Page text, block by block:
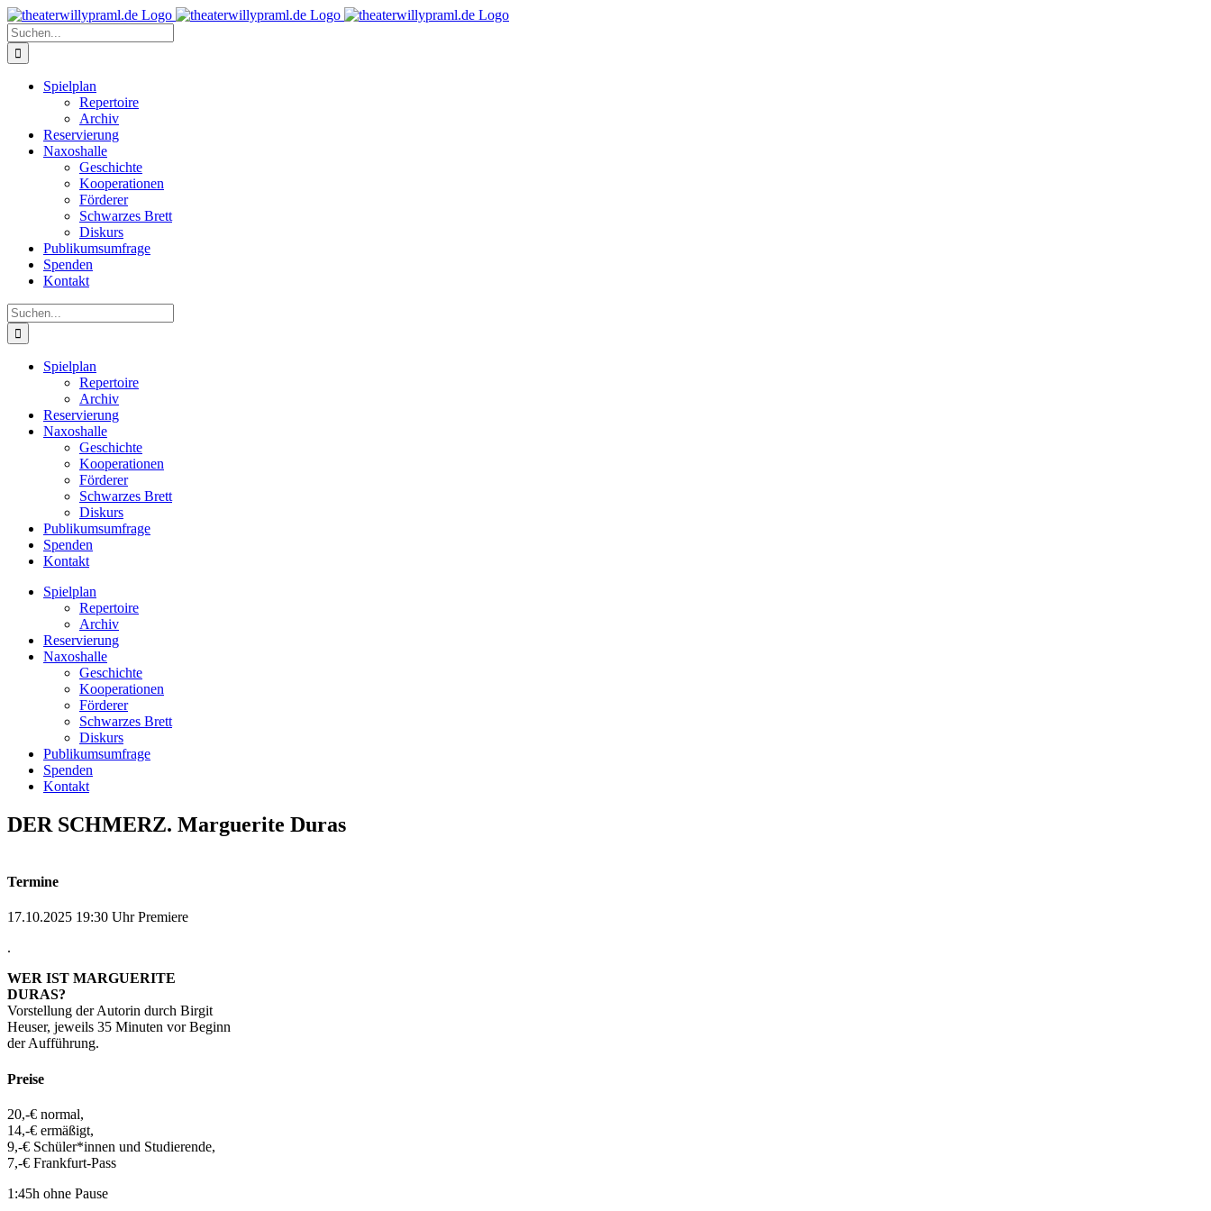
Zum
Inhalt
springen
Suche
nach:
Spielplan
Repertoire
Archiv
Reservierung
Naxoshalle
Geschichte
Kooperationen
Förderer
Schwarzes Brett
Diskurs
Publikumsumfrage
Spenden
Kontakt
Suche
nach:
Spielplan
Repertoire
Archiv
Reservierung
Naxoshalle
Geschichte
Kooperationen
Förderer
Schwarzes Brett
Diskurs
Publikumsumfrage
Spenden
Kontakt
Spielplan
Repertoire
Archiv
Reservierung
Naxoshalle
Geschichte
Kooperationen
Förderer
Schwarzes Brett
Diskurs
Publikumsumfrage
Spenden
Kontakt
DER SCHMERZ. Marguerite Duras
Termine
17.10.2025 19:30 Uhr Premiere
.
WER IST MARGUERITE
DURAS?
Vorstellung der Autorin durch Birgit
Heuser, jeweils 35 Minuten vor Beginn
der Aufführung.
Preise
20,-€ normal,
14,-€ ermäßigt,
9,-€ Schüler*innen und Studierende,
7,-€ Frankfurt-Pass
1:45h ohne Pause